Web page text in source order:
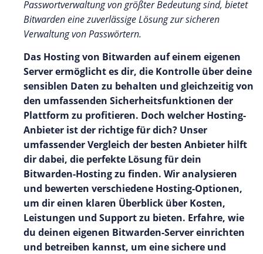
Passwortverwaltung von größter Bedeutung sind, bietet
Bitwarden eine zuverlässige Lösung zur sicheren
Verwaltung von Passwörtern.
Das Hosting von Bitwarden auf einem eigenen
Server ermöglicht es dir, die Kontrolle über deine
sensiblen Daten zu behalten und gleichzeitig von
den umfassenden Sicherheitsfunktionen der
Plattform zu profitieren. Doch welcher Hosting-
Anbieter ist der richtige für dich? Unser
umfassender Vergleich der besten Anbieter hilft
dir dabei, die perfekte Lösung für dein
Bitwarden-Hosting zu finden. Wir analysieren
und bewerten verschiedene Hosting-Optionen,
um dir einen klaren Überblick über Kosten,
Leistungen und Support zu bieten. Erfahre, wie
du deinen eigenen Bitwarden-Server einrichten
und betreiben kannst, um eine sichere und